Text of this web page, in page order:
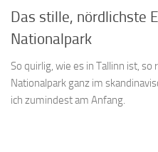
Das stille, nördlichste
Nationalpark
So quirlig, wie es in Tallinn ist,
Nationalpark ganz im
ich zumindest am Anfang.